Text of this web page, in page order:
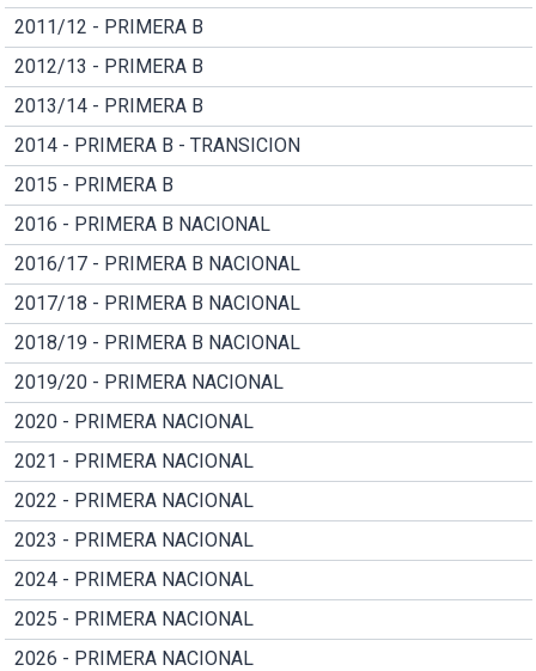
2011/12 - PRIMERA B
2012/13 - PRIMERA B
2013/14 - PRIMERA B
2014 - PRIMERA B - TRANSICION
2015 - PRIMERA B
2016 - PRIMERA B NACIONAL
2016/17 - PRIMERA B NACIONAL
2017/18 - PRIMERA B NACIONAL
2018/19 - PRIMERA B NACIONAL
2019/20 - PRIMERA NACIONAL
2020 - PRIMERA NACIONAL
2021 - PRIMERA NACIONAL
2022 - PRIMERA NACIONAL
2023 - PRIMERA NACIONAL
2024 - PRIMERA NACIONAL
2025 - PRIMERA NACIONAL
2026 - PRIMERA NACIONAL